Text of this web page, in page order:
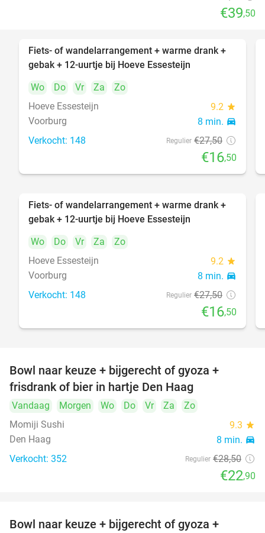
€39,50
40%
Fiets- of wandelarrangement + warme drank +
gebak + 12-uurtje bij Hoeve Essesteijn
Wo
Do Vr Za
Zo
Hoeve Essesteijn
9.2 star
Voorburg 8 min. directions_car
Verkocht: 148 Regulier €27,50
€16,50
40%
Fiets- of wandelarrangement + warme drank +
gebak + 12-uurtje bij Hoeve Essesteijn
Wo
Do Vr Za
Zo
Hoeve Essesteijn
9.2 star
Voorburg 8 min. directions_car
Verkocht: 148 Regulier €27,50
€16,50
Bowl naar keuze + bijgerecht of gyoza +
frisdrank of bier in hartje Den Haag
Vandaag Morgen Wo Do Vr Za
Zo
Momiji Sushi
9.3 star
Den Haag 8 min. directions_car
Verkocht: 352 Regulier €28,50
€22,90
Bowl naar keuze + bijgerecht of gyoza +